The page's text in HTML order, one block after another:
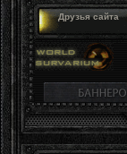
Друзья сайта